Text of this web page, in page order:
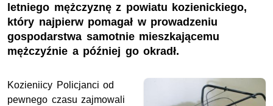
letniego mężczyznę z powiatu kozienickiego,
który najpierw pomagał w prowadzeniu
gospodarstwa samotnie mieszkającemu
mężczyźnie a później go okradł.
Kozieniicy Policjanci od
pewnego czasu zajmowali